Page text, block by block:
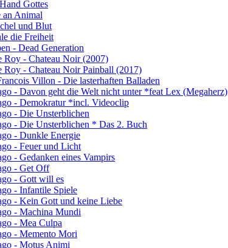
Gottes
Animal
und Blut
die Freiheit
- Dead Generation
Roy - Chateau Noir (2007)
Roy - Chateau Noir Painball (2017)
Villon - Die lasterhaften Balladen
- Davon geht die Welt nicht unter *feat Lex (Megaherz)
- Demokratur *incl. Videoclip
- Die Unsterblichen
- Die Unsterblichen * Das 2. Buch
- Dunkle Energie
- Feuer und Licht
- Gedanken eines Vampirs
- Get Off
- Gott will es
- Infantile Spiele
- Kein Gott und keine Liebe
- Machina Mundi
- Mea Culpa
- Memento Mori
- Motus Animi